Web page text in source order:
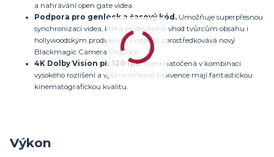
a nahrávání open gate videa.
Podpora pro genlock a časový kód. Umožňuje superpřesnou
synchronizaci videa, která přijde stejně vhod tvůrcům obsahu i
hollywoodským produkcím. Podporu zprostředkovává nový
Blackmagic Camera ProDock.
4K Dolby Vision při 120 fps.Videa natočená v kombinaci
vysokého rozlišení a vyšší snímkové frekvence mají fantastickou
kinematografickou kvalitu.
Výkon